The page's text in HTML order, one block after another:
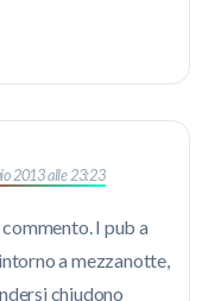
2013 alle 23:23
I pub a
a mezzanotte,
chiudono